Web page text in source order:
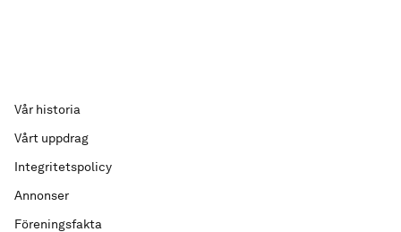
Vår historia
Vårt uppdrag
Integritetspolicy
Annonser
Föreningsfakta